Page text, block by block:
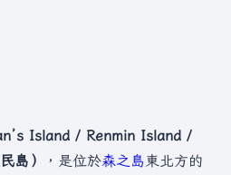
Island / Renmin Island /
島）
，是位於森之島 東北方的